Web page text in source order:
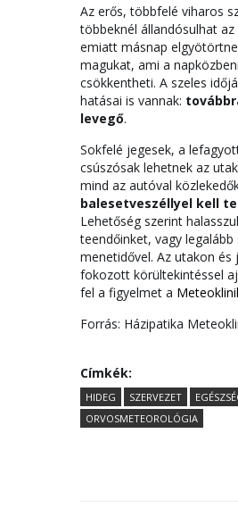
Az erős, többfelé viharos
többeknél állandósulhat az
emiatt másnap
magukat, ami a
csökkentheti. A szeles
hatásai is vannak:
levegő.
Sokfelé jegesek, a
csúszósak lehetnek az
mind az autóval
balesetveszéllyel kell
Lehetőség szerint
teendőinket, vagy
menetidővel. Az utakon és
fokozott körültekintéssel
fel a figyelmet a
Forrás: Házipatika
Címkék:
HIDEG SZERVEZET
ORVOSMETEOROLÓGIA